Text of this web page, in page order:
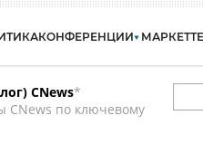
КОНФЕРЕНЦИИ МАРКЕТ
CNews*
CNews по ключевому